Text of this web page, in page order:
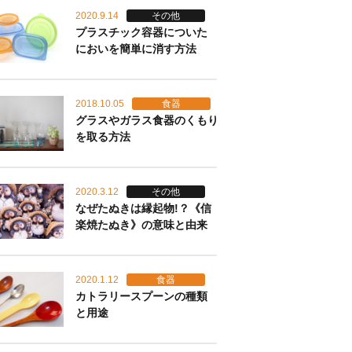
2020.9.14 その他
プラスチック容器についた
においを簡単に消す方法
2018.10.05 食器
グラスやガラス食器のくもり
を取る方法
2020.3.12 その他
なぜたぬきは縁起物!？《信
楽焼たぬき》の意味と由来
2020.1.12 食器
カトラリースプーンの種類
と用途